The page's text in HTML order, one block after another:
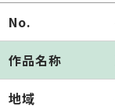
No.
作品名称
地域